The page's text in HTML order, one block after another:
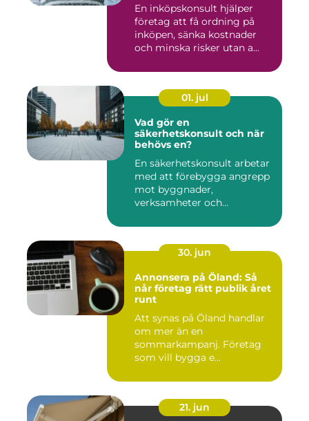
En inköpskonsult hjälper
företag att få ordning på
inköpen, sänka kostnader
och minska risker utan a...
01. jul
Vad gör en
säkerhetskonsult och när
behövs en?
En säkerhetskonsult arbetar
med att förebygga angrepp
mot byggnader,
verksamheter och
30. jun
Annonsera på Öland: Så
når företag rätt publik året
runt
Att synas på Öland handlar
om mer än en
sommarkampanj. Företag
som vill bygga e...
21. jun